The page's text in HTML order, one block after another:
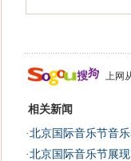
上网
相关新闻
·北京国际音乐节音
·北京国际音乐节展